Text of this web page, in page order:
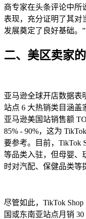
商专家在头条评论中所
表现，充分证明了其对
发展奠定了良好基础。”
二、美区卖家
亚马逊全球开店数据表
站点 6 大热销类目涵盖
亚马逊美国站销售额
85% - 90%，这为
要参考。目前，TikTok
等品类入驻，但母婴、
时对汽配、保健品类等
尽管如此，TikTok
国或东南亚站点月销